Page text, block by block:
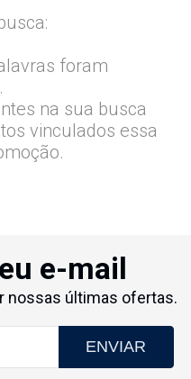
foram
na sua busca
vinculados essa
e-mail
nossas últimas ofertas.
ENVIAR